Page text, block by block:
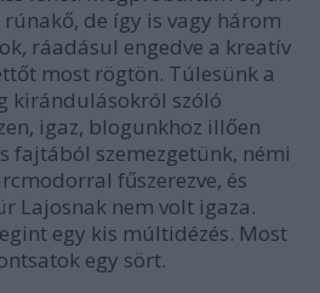
de így is vagy három
ráadásul engedve a kreatív
most rögtön. Túlesünk a
kirándulásokról szóló
igaz, blogunkhoz illően
fajtából szemezgetünk, némi
fűszerezve, és
Lajosnak nem volt igaza.
egy kis múltidézés. Most
egy sört.